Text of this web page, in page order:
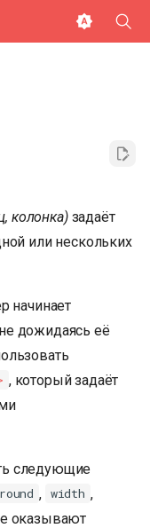
колонка)задаёт
или нескольких
начинает
дожидаясь её
, который задаёт
следующие
, width ,
оказывают